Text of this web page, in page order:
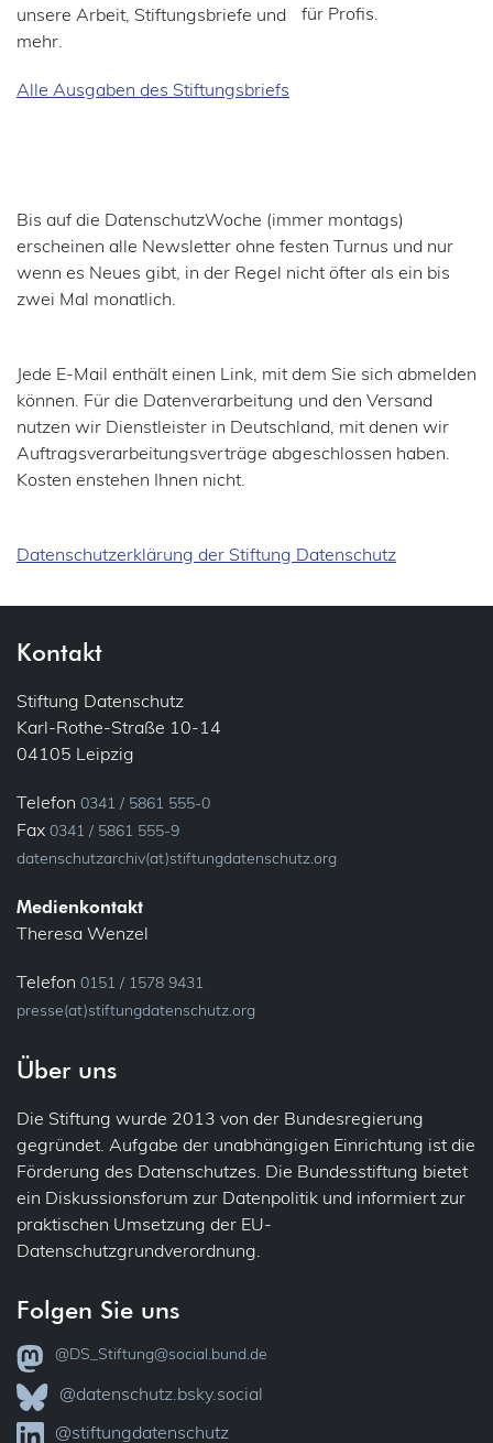
unsere Arbeit, Stiftungsbriefe und
mehr.
Alle Ausgaben des Stiftungsbriefs
für Profis.
Bis auf die DatenschutzWoche (immer montags)
erscheinen alle Newsletter ohne festen Turnus und nur
wenn es Neues gibt, in der Regel nicht öfter als ein bis
zwei Mal monatlich.
Jede E-Mail enthält einen Link, mit dem Sie sich abmelden
können. Für die Datenverarbeitung und den Versand
nutzen wir Dienstleister in Deutschland, mit denen wir
Auftragsverarbeitungsverträge abgeschlossen haben.
Kosten enstehen Ihnen nicht.
Datenschutzerklärung der Stiftung Datenschutz
Kontakt
Stiftung Datenschutz
Karl-Rothe-Straße 10-14
04105 Leipzig
Telefon 0341 / 5861 555-0
Fax 0341 / 5861 555-9
datenschutzarchiv(at)stiftungdatenschutz.org
Medienkontakt
Theresa Wenzel
Telefon 0151 / 1578 9431
presse(at)stiftungdatenschutz.org
Über uns
Die Stiftung wurde 2013 von der Bundesregierung
gegründet. Aufgabe der unabhängigen Einrichtung ist die
Förderung des Datenschutzes. Die Bundesstiftung bietet
ein Diskussionsforum zur Datenpolitik und informiert zur
praktischen Umsetzung der EU-
Datenschutzgrundverordnung.
Folgen Sie uns
@DS_Stiftung@social.bund.de
@datenschutz.bsky.social
@stiftungdatenschutz